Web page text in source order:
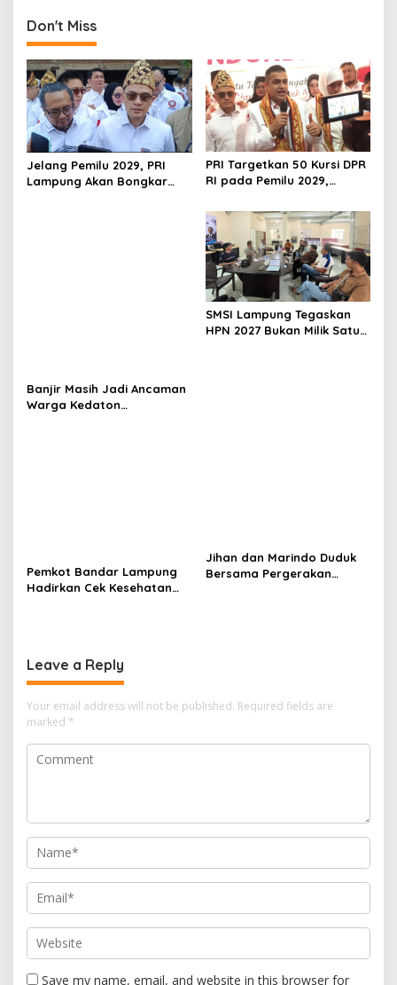
a
v
i
g
a
t
i
o
Don't Miss
Jelang Pemilu 2029, PRI
Lampung Akan Bongkar
PRI Targetkan 50 Kursi DPR
RI pada Pemilu 2029,
Dipercepat
Banjir Masih Jadi Ancaman
Warga Kedaton
SMSI Lampung Tegaskan
HPN 2027 Bukan Milik Satu
Pemkot Bandar Lampung
Hadirkan Cek Kesehatan
Jihan dan Marindo Duduk
Bersama Pergerakan
Leave a Reply
Your email address will not be published. Required fields are
marked *
Save my name, email, and website in this browser for